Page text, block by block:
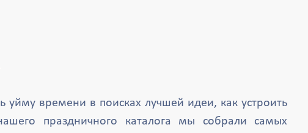
уйму времени в поисках лучшей идеи, как устроить
праздничного каталога мы собрали самых